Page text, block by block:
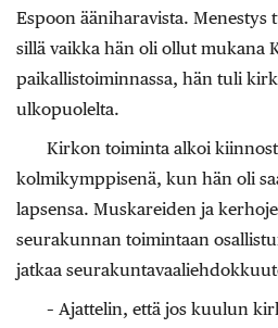
Espoon ääniharavista. Menestys
sillä vaikka hän oli ollut mukana
paikallistoiminnassa, hän tuli
ulkopuolelta.
Kirkon toiminta alkoi
kolmikymppisenä, kun hän oli
lapsensa. Muskareiden ja
seurakunnan toimintaan
jatkaa
– Ajattelin, että jos kuulun